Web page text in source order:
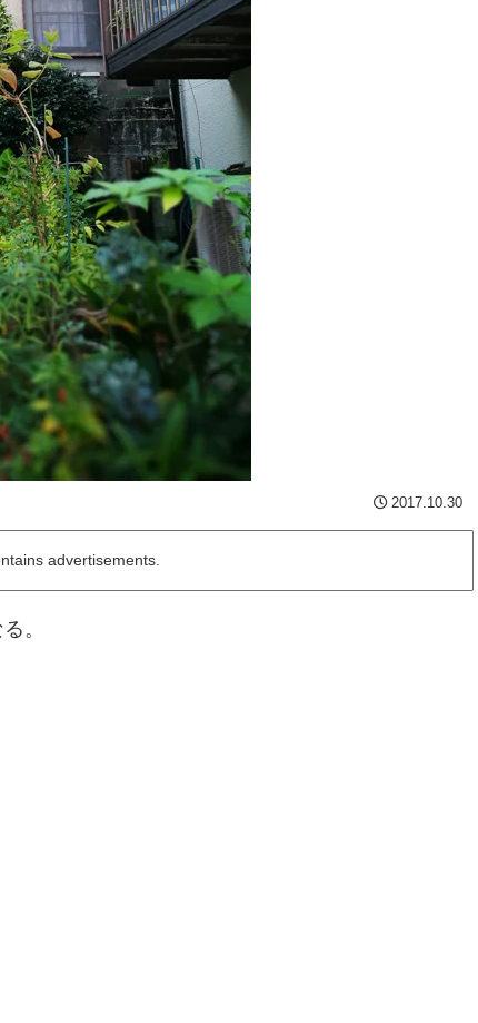
2017.10.30
advertisements.
。